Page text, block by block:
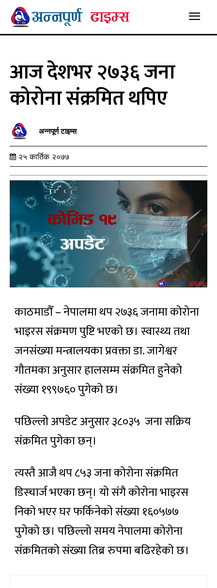
आज देशभर २७३६ जना
कोरोना संक्रमित थपिए
अन्नपूर्ण टाइम्स
२५ कार्तिक २०७७
काठमाडौँ – नेपालमा थप २७३६ जनामा कोरोना
भाइरस संक्रमण पुष्टि भएको छ। स्वास्थ्य तथा
जनसंख्या मन्त्रालयका प्रवक्ता डा. जागेश्वर
गौतमका अनुसार हालसम्म संक्रमित हुनेको
संख्या १९९७६० पुगेको छ।
पछिल्लो अपडेट अनुसार ३८०३५ जना सक्रिय
संक्रमित पुगेका छन्।
त्यस्तै आजै थप ८५३ जना कोरोना संक्रमित
डिस्चार्ज भएका छन्। यो संगै कोरोना भाइरस
निको भएर घर फर्किनेको संख्या १६०५७७
पुगेको छ। पछिल्लो समय नेपालमा कोरोना
संक्रमितको संख्या तिब्र रुपमा बढिरहेको छ।